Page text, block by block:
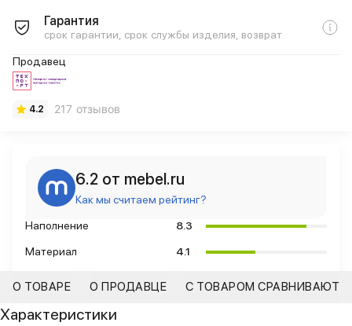
Гарантия
срок гарантии, срок службы изделия, возврат
Продавец
4.2 217 отзывов
6.2 от mebel.ru
Как мы считаем рейтинг?
Наполнение 8.3
Материал 4.1
О ТОВАРЕ О ПРОДАВЦЕ С ТОВАРОМ СРАВНИВАЮТ
Характеристики